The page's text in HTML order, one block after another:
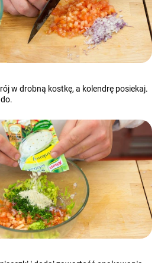
w drobną kostkę, a kolendrę posiekaj.